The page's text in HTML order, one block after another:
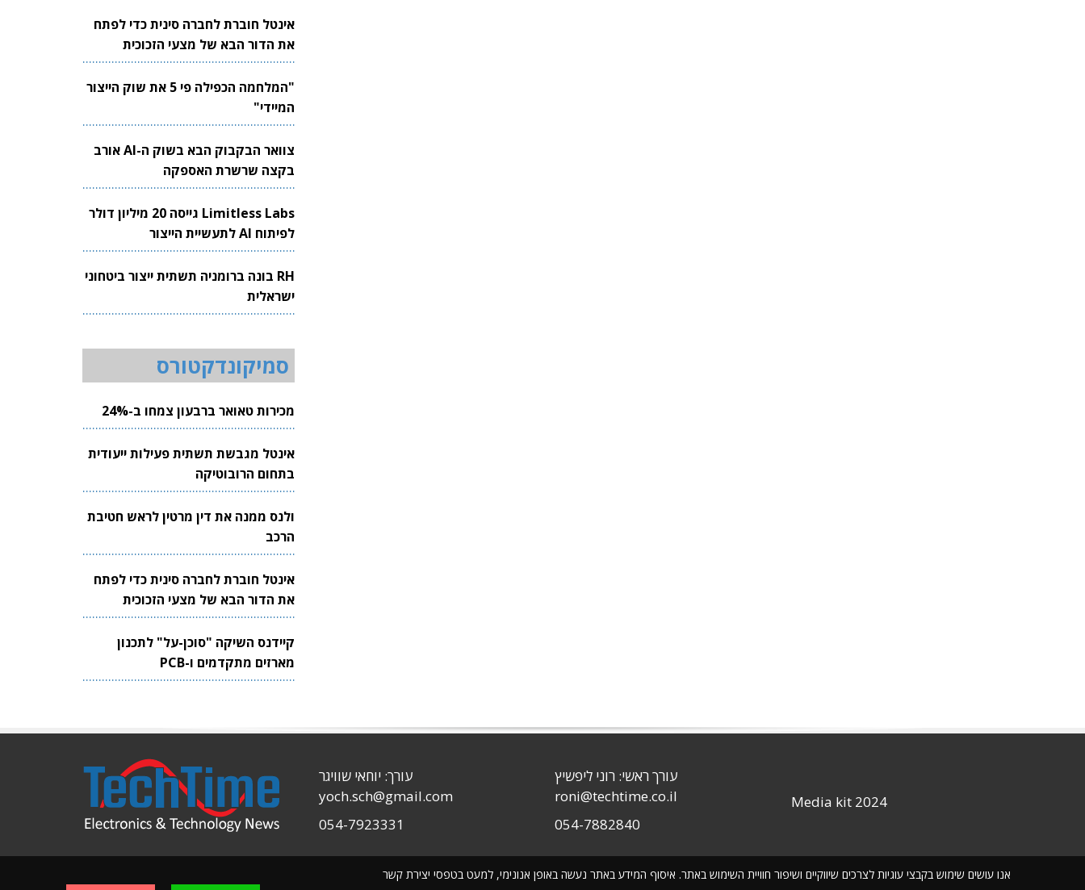
אינטל חוברת לחברה סינית כדי לפתח
את הדור הבא של מצעי הזכוכית
לשבבים
"המלחמה הכפילה פי 5 את שוק הייצור
המיידי"
צוואר הבקבוק הבא בשוק ה-AI אורב
בקצה שרשרת האספקה
Limitless Labs גייסה 20 מיליון דולר
לפיתוח AI לתעשיית הייצור
RH בונה ברומניה תשתית ייצור ביטחוני
ישראלית
סמיקונדקטורס
מכירות טאואר ברבעון צמחו ב-24%
אינטל מגבשת תשתית פעילות ייעודית
בתחום הרובוטיקה
ולנס ממנה את דין מרטין לראש חטיבת
הרכב
אינטל חוברת לחברה סינית כדי לפתח
את הדור הבא של מצעי הזכוכית
לשבבים
קיידנס השיקה "סוכן-על" לתכנון
מארזים מתקדמים ו-PCB
אנו עושים שימוש בקבצי עוגיות לצרכים שיווקיים ושיפור חוויית השימוש באתר. איסוף המידע באתר נעשה באופן אנונימי, למעט בטפסי יצירת קשר
Media kit 2024
עורך ראשי: רוני ליפשיץ
roni@techtime.co.il
054-7882840
עורך: יוחאי שוויגר
yoch.sch@gmail.com
054-7923331